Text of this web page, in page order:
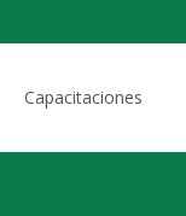
Capacitaciones